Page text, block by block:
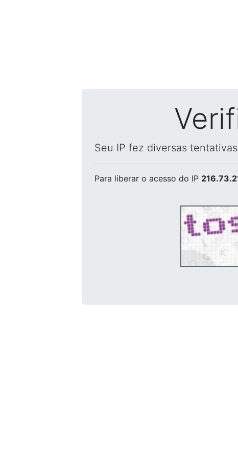
Seu IP fez diversas
Para liberar o acesso do IP